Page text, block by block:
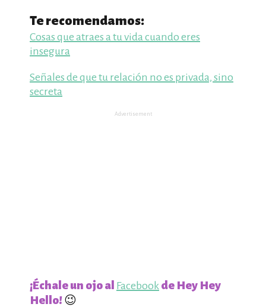
Te recomendamos:
Cosas que atraes a tu vida cuando eres
insegura
Señales de que tu relación no es privada, sino
secreta
Advertisement
¡Échale un ojo al Facebook de Hey Hey
Hello! 😉